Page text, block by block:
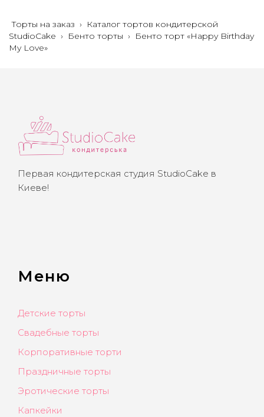
Торты на заказ › Каталог тортов кондитерской
StudioCake › Бенто торты › Бенто торт «Happy Birthday
My Love»
Первая кондитерская студия StudioCake в
Киеве!
Меню
Детские торты
Свадебные торты
Корпоративные торти
Праздничные торты
Эротические торты
Капкейки